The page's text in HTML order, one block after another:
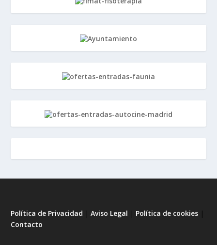
Política de Privacidad |Aviso Legal | Política de cookies |
Contacto